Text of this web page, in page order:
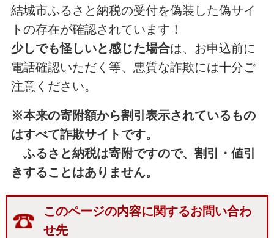
結城市ふるさと納税の受付を偽装した偽サイ
トの存在が確認されています！
少しでも怪しいと感じた場合は、お申込前に
電話確認いただく等、悪質な詐欺には十分ご
注意ください。
※本来の寄附額から割引表示されているもの
はすべて詐欺サイトです。
ふるさと納税は寄附ですので、割引・値引
きすることはありません。
このページの内容に関するお問い合わ
せ先